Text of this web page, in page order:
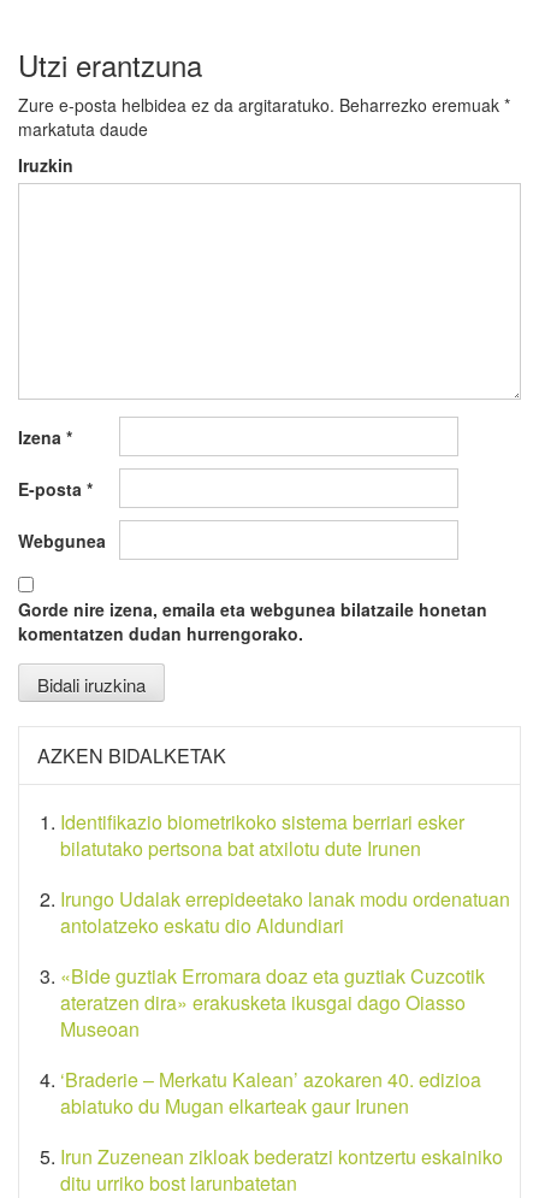
Utzi erantzuna
Zure e-posta helbidea ez da argitaratuko. Beharrezko eremuak *
markatuta daude
Iruzkin
Izena *
E-posta *
Webgunea
Gorde nire izena, emaila eta webgunea bilatzaile honetan
komentatzen dudan hurrengorako.
AZKEN BIDALKETAK
Identifikazio biometrikoko sistema berriari esker
bilatutako pertsona bat atxilotu dute Irunen
Irungo Udalak errepideetako lanak modu ordenatuan
antolatzeko eskatu dio Aldundiari
«Bide guztiak Erromara doaz eta guztiak Cuzcotik
ateratzen dira» erakusketa ikusgai dago Oiasso
Museoan
‘Braderie – Merkatu Kalean’ azokaren 40. edizioa
abiatuko du Mugan elkarteak gaur Irunen
Irun Zuzenean zikloak bederatzi kontzertu eskainiko
ditu urriko bost larunbatetan